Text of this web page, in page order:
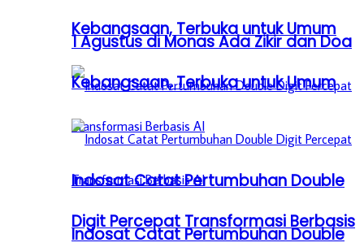
Kebangsaan, Terbuka untuk Umum
Indosat Catat Pertumbuhan Double
Digit Percepat Transformasi Berbasis
1 Agustus di Monas Ada Zikir dan Doa
Kebangsaan, Terbuka untuk Umum
Indosat Catat Pertumbuhan Double